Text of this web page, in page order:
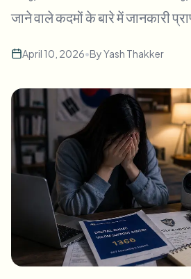
फेस स्वैप - वीडियो
बल्क वीडियो ब्लर
एक साथ कई वीडियो प्रोसेस करें
बल्क चेहरा ब्लर
कुछ भी ब्लर करें
API और SDK
अपलोड, जॉब्स और वेबहुक ऑटोमेट करें
संपर्क फ़ॉर्म
वीडियो इंटेलिजेंस
बल्क बैकग्राउंड रिमूवल
जाने वाले कदमों के बारे में जानकारी
April 10, 2026•ByYash Thakker